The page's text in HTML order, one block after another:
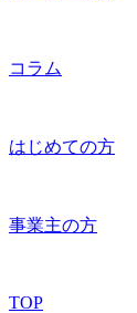
コラム
はじめての方
事業主の方
TOP